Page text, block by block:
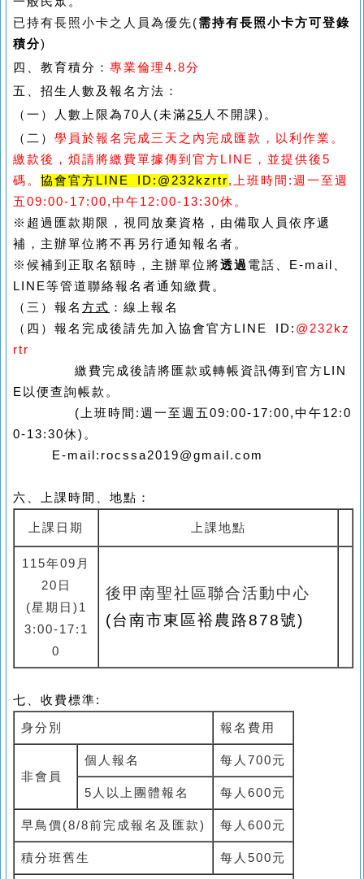
已持有長照小卡之人員為優先(需持有長照小卡方可登錄
積分)
四、教育積分： 專業倫理4.8分
五、招生人數及報名方法：
（一）人數上限為70人(未滿25 人不開課)。
（二） 學員於報名完成三天之內完成匯款，以利作業。
繳款後，煩請將繳費單據傳到官方LINE，並提供後5
碼。 協會官方LINE ID: @232kzrtr,上班時間:週一至週
五09:00-17:00,中午12:00-13:30休。
※ 超過匯款期限，視同放棄資格，由備取人員依序遞
補，主辦單位將不再另行通知報名者。
※ 候補到正取名額時，主辦單位將透過 電話、 E-mail
LINE等管道聯絡報名者通知繳費。
（三）報名 方式 ：線上報名
（四） 報名完成後請先加入協會官方LINE ID: @232kz
rtr
繳費完成後請將匯款或轉帳資訊傳到官方LIN
E以便查詢帳款。
(上班時間:週一至週五09:00-17:00,中午12:0
0-13:30休)。
E-mail:rocssa2019@gmail.com
六、上課時間、地點：
上課日期 上課地點
115年09 月
20 日
(星期日 )1
3:00-17:1
0
後甲南聖社區聯合活動中心
(台南市東區裕農路878號)
七、收費標準:
身分別 報名費用
非會員
個人報名 每人700元
5 人以上團體報名 每人600元
早鳥價(8/8前完成報名及匯款) 每人600元
積分班舊生 每人500元